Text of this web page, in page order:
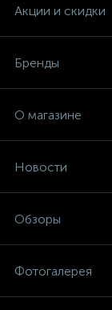
Акции и скидки
Бренды
О магазине
Новости
Обзоры
Фотогалерея